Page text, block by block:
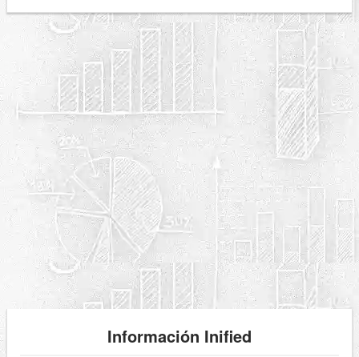
Información Inified